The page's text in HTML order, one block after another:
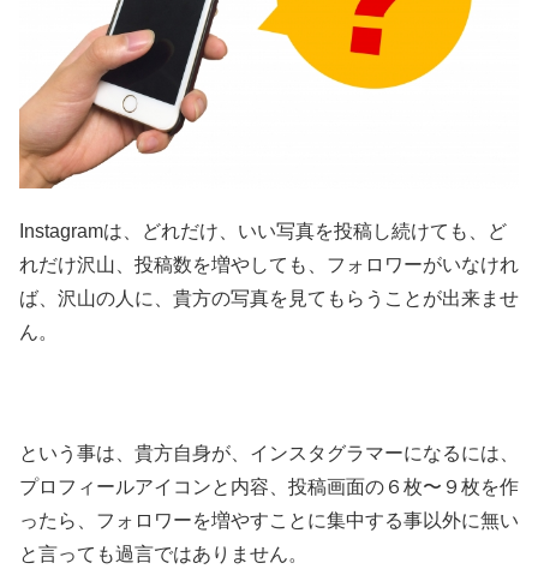
Instagramは、どれだけ、いい写真を投稿し続けても、ど
れだけ沢山、投稿数を増やしても、 フォロワーがいなけれ
ば、沢山の人に、貴方の写真を見てもらうことが出来ませ
ん。
という事は、貴方自身が、インスタグラマーになるには、
プロフィールアイコンと内容、投稿画面の６枚〜９枚を作
ったら、フォロワーを増やすことに集中する事以外に無い
と言っても過言ではありません。